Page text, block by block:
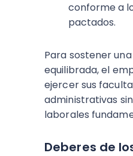
conforme a
pactados.
Para sostener
equilibrada, el
ejercer sus
administrativas
laborales
Deberes de